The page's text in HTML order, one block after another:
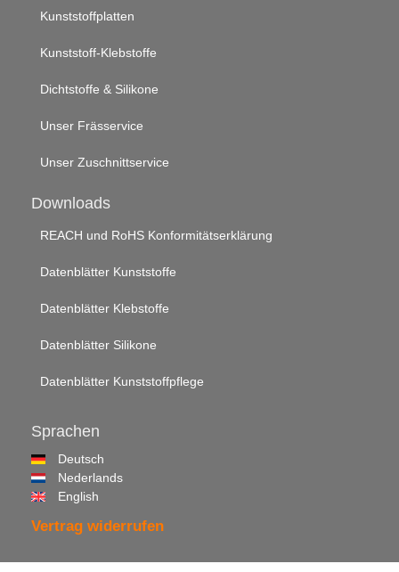
Kunststoffplatten
Kunststoff-Klebstoffe
Dichtstoffe & Silikone
Unser Frässervice
Unser Zuschnittservice
Downloads
REACH und RoHS Konformitätserklärung
Datenblätter Kunststoffe
Datenblätter Klebstoffe
Datenblätter Silikone
Datenblätter Kunststoffpflege
Sprachen
Deutsch
Nederlands
English
Vertrag widerrufen